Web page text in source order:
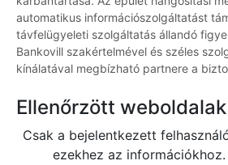
automatikus információszolgáltatást
távfelügyeleti szolgáltatás állandó
Bankovill szakértelmével és széles
kínálatával megbízható partnere a
Ellenőrzött weboldalak
Csak a bejelentkezett
ezekhez az információkhoz.